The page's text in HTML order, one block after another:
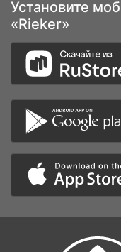
Установите
«Rieker»